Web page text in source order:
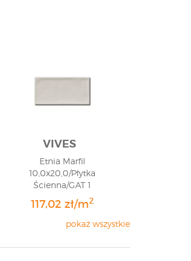
VIVES
Etnia Marfil
10,0x20,0/Płytka
Ścienna/GAT 1
117,02 zł/m2
pokaż wszystkie